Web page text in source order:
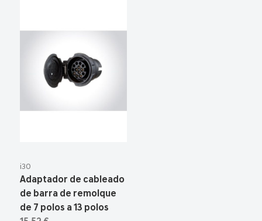
i30
Adaptador de cableado
de barra de remolque
de 7 polos a 13 polos